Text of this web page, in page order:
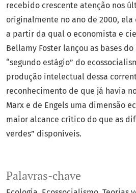
Palavras-chave
recebido crescente atenção nos
originalmente no ano de 2000,
a partir da qual o economista e
Bellamy Foster lançou as bases
“segundo estágio” do
produção intelectual dessa
reconhecimento de que já havia
Marx e de Engels uma dimensão
maior alcance crítico do que as
verdes” disponíveis.